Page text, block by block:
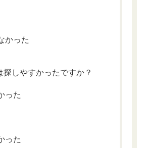
かった
探しやすかったですか？
った
った